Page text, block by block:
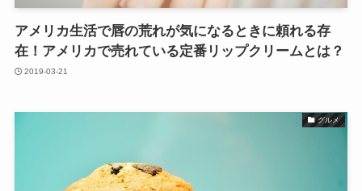
アメリカ生活で唇の荒れが気になるときに頼れる存
在！アメリカで売れている定番リップクリームとは？
2019-03-21
グルメ